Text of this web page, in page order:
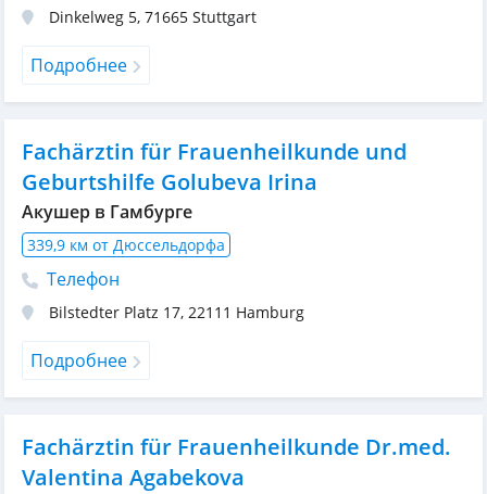
Dinkelweg 5, 71665 Stuttgart
Подробнее
Fachärztin für Frauenheilkunde und
Geburtshilfe Golubeva Irina
Акушер в Гамбурге
339,9 км от Дюссельдорфа
Телефон
Bilstedter Platz 17, 22111 Hamburg
Подробнее
Fachärztin für Frauenheilkunde Dr.med.
Valentina Agabekova